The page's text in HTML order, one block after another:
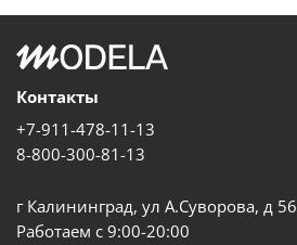
Контакты
+7-911-478-11-13
8-800-300-81-13
г Калининград, ул А.Суворова, д 56
Работаем с 9:00-20:00